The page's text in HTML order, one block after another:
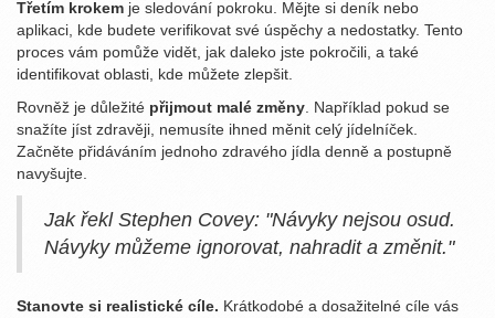
Třetím krokem je sledování pokroku. Mějte si deník nebo
aplikaci, kde budete verifikovat své úspěchy a nedostatky. Tento
proces vám pomůže vidět, jak daleko jste pokročili, a také
identifikovat oblasti, kde můžete zlepšit.
Rovněž je důležité přijmout malé změny. Například pokud se
snažíte jíst zdravěji, nemusíte ihned měnit celý jídelníček.
Začněte přidáváním jednoho zdravého jídla denně a postupně
navyšujte.
Jak řekl Stephen Covey: "Návyky nejsou osud.
Návyky můžeme ignorovat, nahradit a změnit."
Stanovte si realistické cíle. Krátkodobé a dosažitelné cíle vás